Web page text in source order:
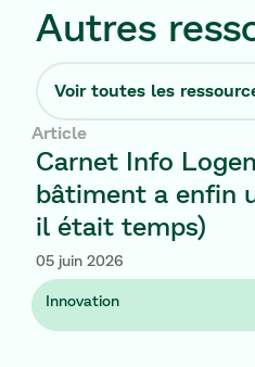
Autres
Voir toutes les
Voir toutes les
Article
Carnet Info
bâtiment a enfin
il était temps)
05 juin 2026
Innovation